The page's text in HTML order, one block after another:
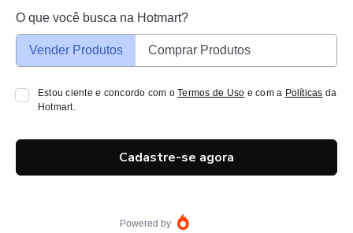
O que você busca na Hotmart?
Vender Produtos Comprar Produtos
Estou ciente e concordo com oTermos de Uso e com a Políticas da
Hotmart.
Cadastre-se agora
Powered by